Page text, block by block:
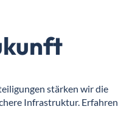
stärken wir die
Infrastruktur. Erfahren